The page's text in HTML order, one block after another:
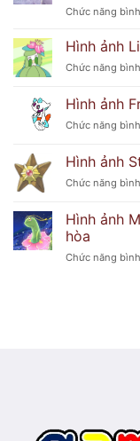
Chức năng
Hình ảnh
Chức năng
Hình ảnh
Chức năng
Hình ảnh
Chức năng
Hình ảnh
hòa
Chức năng